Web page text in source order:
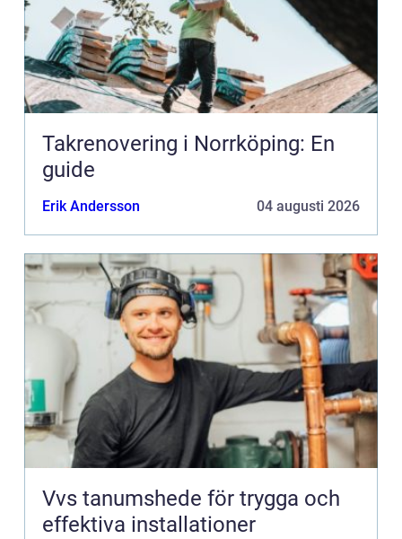
Takrenovering i Norrköping: En
guide
Erik Andersson 04 augusti 2026
Vvs tanumshede för trygga och
effektiva installationer